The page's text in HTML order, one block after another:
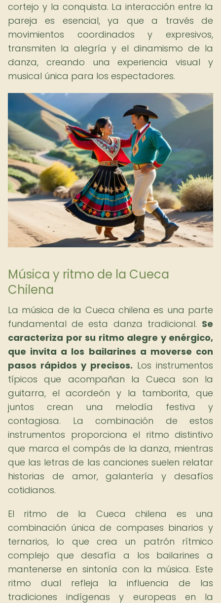
cortejo y la conquista. La interacción entre la
pareja es esencial, ya que a través de
movimientos coordinados y expresivos,
transmiten la alegría y el dinamismo de la
danza, creando una experiencia visual y
musical única para los espectadores.
Música y ritmo de la Cueca
Chilena
La música de la Cueca chilena es una parte
fundamental de esta danza tradicional. Se
caracteriza por su ritmo alegre y enérgico,
que invita a los bailarines a moverse con
pasos rápidos y precisos. Los instrumentos
típicos que acompañan la Cueca son la
guitarra, el acordeón y la tamborita, que
juntos crean una melodía festiva y
contagiosa. La combinación de estos
instrumentos proporciona el ritmo distintivo
que marca el compás de la danza, mientras
que las letras de las canciones suelen relatar
historias de amor, galantería y desafíos
cotidianos.
El ritmo de la Cueca chilena es una
combinación única de compases binarios y
ternarios, lo que crea un patrón rítmico
complejo que desafía a los bailarines a
mantenerse en sintonía con la música. Este
ritmo dual refleja la influencia de las
tradiciones indígenas y europeas en la